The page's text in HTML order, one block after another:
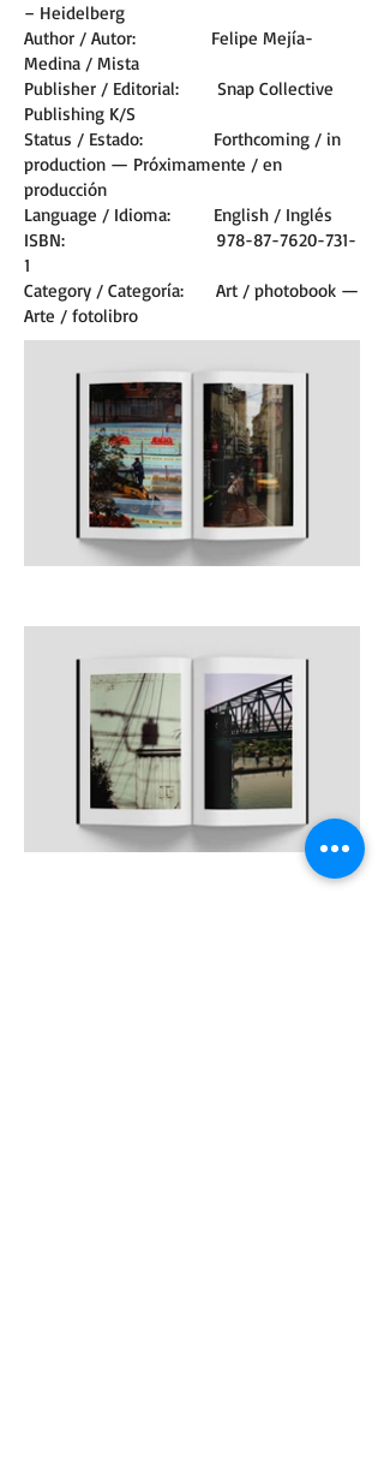
– Heidelberg
Author / Autor: Felipe Mejía-
Medina / Mista
Publisher / Editorial: Snap Collective
Publishing K/S
Status / Estado: Forthcoming / in
production — Próximamente / en
producción
Language / Idioma: English / Inglés
ISBN: 978-87-7620-731-
1
Category / Categoría: Art / photobook —
Arte / fotolibro